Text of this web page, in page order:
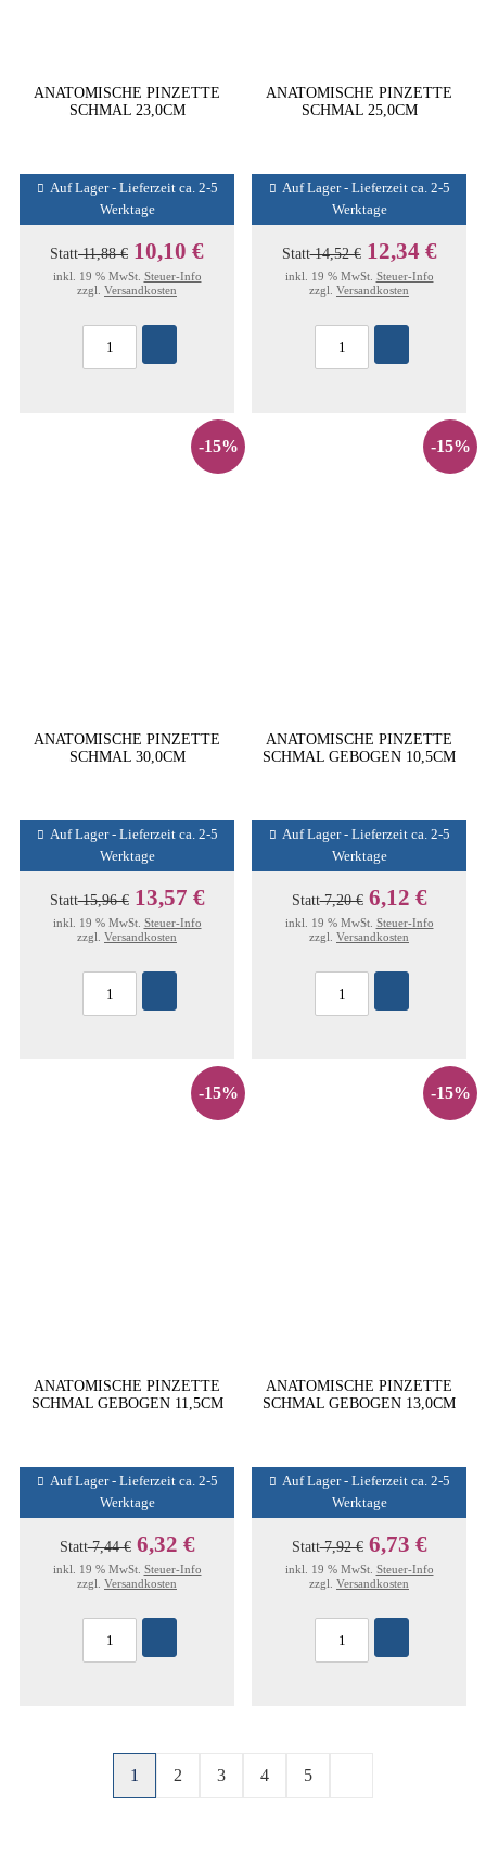
ANATOMISCHE PINZETTE
SCHMAL 23,0CM
Auf Lager - Lieferzeit ca. 2-5
Werktage
Statt11,88 € 10,10 €
inkl. 19 % MwSt. Steuer-Info
zzgl. Versandkosten
ANATOMISCHE PINZETTE
SCHMAL 25,0CM
Auf Lager - Lieferzeit ca. 2-5
Werktage
Statt14,52 € 12,34 €
inkl. 19 % MwSt. Steuer-Info
zzgl. Versandkosten
-15%
ANATOMISCHE PINZETTE
SCHMAL 30,0CM
Auf Lager - Lieferzeit ca. 2-5
Werktage
Statt15,96 € 13,57 €
inkl. 19 % MwSt. Steuer-Info
zzgl. Versandkosten
-15%
ANATOMISCHE PINZETTE
SCHMAL GEBOGEN 10,5CM
Auf Lager - Lieferzeit ca. 2-5
Werktage
Statt7,20 € 6,12 €
inkl. 19 % MwSt. Steuer-Info
zzgl. Versandkosten
-15%
ANATOMISCHE PINZETTE
SCHMAL GEBOGEN 11,5CM
Auf Lager - Lieferzeit ca. 2-5
Werktage
Statt7,44 € 6,32 €
inkl. 19 % MwSt. Steuer-Info
zzgl. Versandkosten
-15%
ANATOMISCHE PINZETTE
SCHMAL GEBOGEN 13,0CM
Auf Lager - Lieferzeit ca. 2-5
Werktage
Statt7,92 € 6,73 €
inkl. 19 % MwSt. Steuer-Info
zzgl. Versandkosten
1 2 3 4 5